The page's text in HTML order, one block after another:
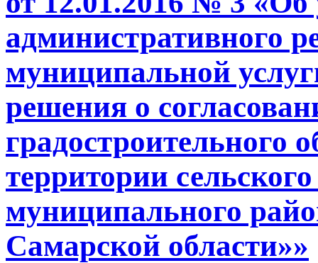
административного
муниципальной
решения о
градостроительного
территории
муниципального
Самарской области»»